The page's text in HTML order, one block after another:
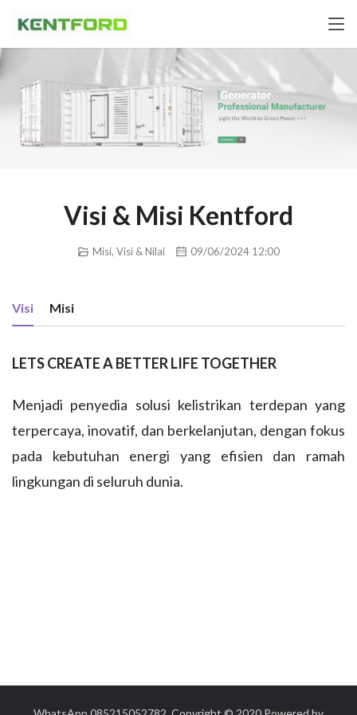
Visi & Misi Kentford
Misi, Visi & Nilai 09/06/2024 12:00
Visi Misi
LETS CREATE A BETTER LIFE TOGETHER
Menjadi penyedia solusi kelistrikan terdepan yang
terpercaya, inovatif, dan berkelanjutan, dengan fokus
pada kebutuhan energi yang efisien dan ramah
lingkungan di seluruh dunia.